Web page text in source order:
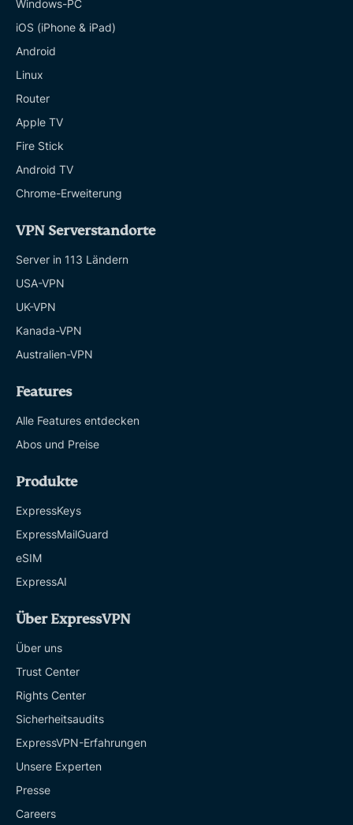
Windows-PC
iOS (iPhone & iPad)
Android
Linux
Router
Apple TV
Fire Stick
Android TV
Chrome-Erweiterung
VPN Serverstandorte
Server in 113 Ländern
USA-VPN
UK-VPN
Kanada-VPN
Australien-VPN
Features
Alle Features entdecken
Abos und Preise
Produkte
ExpressKeys
ExpressMailGuard
eSIM
ExpressAI
Über ExpressVPN
Über uns
Trust Center
Rights Center
Sicherheitsaudits
ExpressVPN-Erfahrungen
Unsere Experten
Presse
Careers